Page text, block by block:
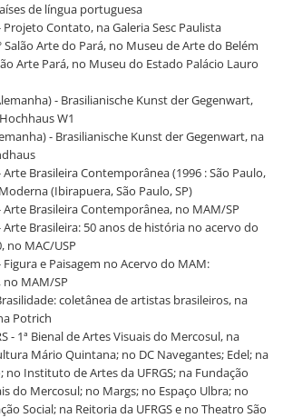
de língua portuguesa
Projeto Contato, na Galeria Sesc Paulista
Salão Arte do Pará, no Museu de Arte do Belém
Arte Pará, no Museu do Estado Palácio Lauro
- Brasilianische Kunst der Gegenwart,
W1
- Brasilianische Kunst der Gegenwart, na
Arte Brasileira Contemporânea (1996 : São Paulo,
(Ibirapuera, São Paulo, SP)
Arte Brasileira Contemporânea, no MAM/SP
Arte Brasileira: 50 anos de história no acervo do
no MAC/USP
Figura e Paisagem no Acervo do MAM:
MAM/SP
coletânea de artistas brasileiros, na
Potrich
- 1ª Bienal de Artes Visuais do Mercosul, na
Mário Quintana; no DC Navegantes; Edel; na
no Instituto de Artes da UFRGS; na Fundação
do Mercosul; no Margs; no Espaço Ulbra; no
Social; na Reitoria da UFRGS e no Theatro São